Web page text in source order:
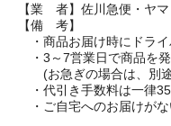
【業 者】佐川急便・ヤ
【備 考】
・商品お届け時にドライ
・3～7営業日で商品を発
(お急ぎの場合は、別途
・代引き手数料は一律
・ご自宅へのお届けがな